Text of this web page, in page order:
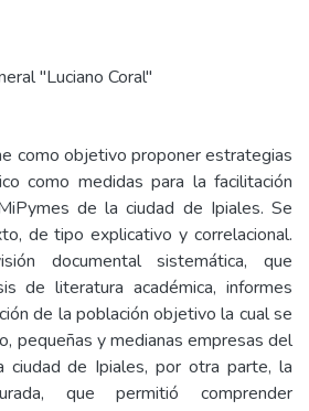
"Luciano Coral"
como objetivo proponer estrategias
como medidas para la facilitación
de la ciudad de Ipiales. Se
de tipo explicativo y correlacional.
documental sistemática, que
de literatura académica, informes
de la población objetivo la cual se
pequeñas y medianas empresas del
ciudad de Ipiales, por otra parte, la
que permitió comprender